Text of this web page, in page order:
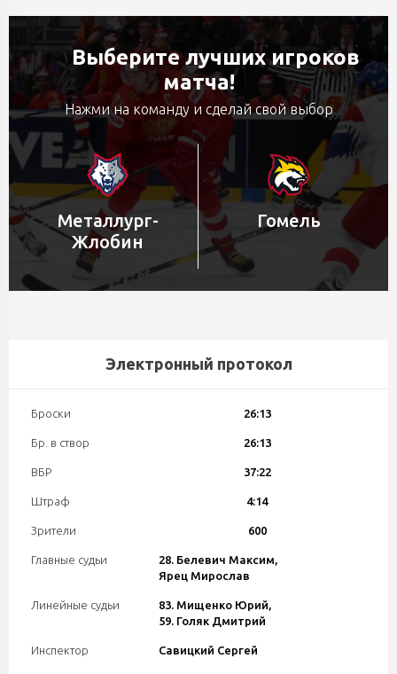
Выберите лучших игроков
матча!
Нажми на команду и сделай свой выбор
Металлург-
Жлобин
Гомель
Электронный протокол
Броски 26:13
Бр. в створ 26:13
ВБР 37:22
Штраф 4:14
Зрители 600
Главные судьи
28. Белевич Максим,
Ярец Мирослав
Линейные судьи
83. Мищенко Юрий,
59. Голяк Дмитрий
Инспектор Савицкий Сергей